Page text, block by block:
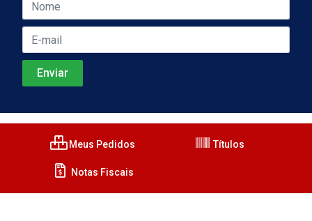
Meus Pedidos Títulos
Notas Fiscais